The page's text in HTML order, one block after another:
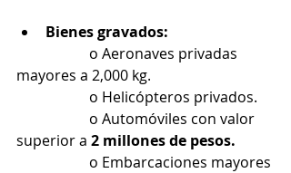
Bienes gravados:
mayores a 2,000 kg.
		o Helicópteros privados.
superior a 2 millones de pesos.